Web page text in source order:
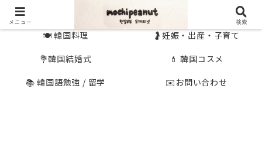
🍽 韓国料理
🤰妊娠・出産・子育て
💐韓国結婚式
💄 韓国コスメ
📚 韓国語勉強 / 留学
✉️お問い合わせ
メニュー 検索